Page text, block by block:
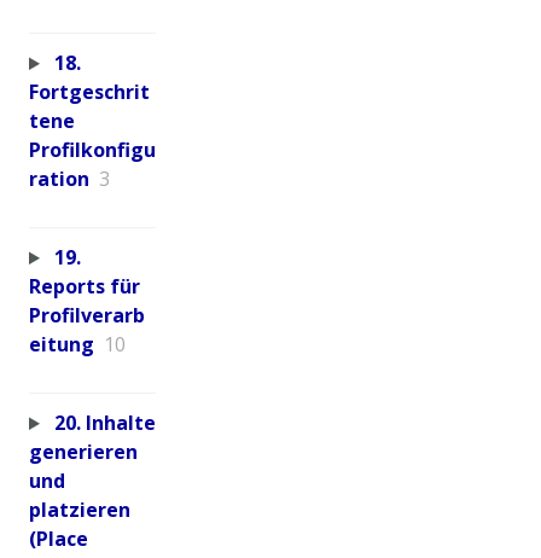
18.
Fortgeschrit
tene
Profilkonfigu
ration 3
19.
Reports für
Profilverarb
eitung 10
20. Inhalte
generieren
und
platzieren
(Place